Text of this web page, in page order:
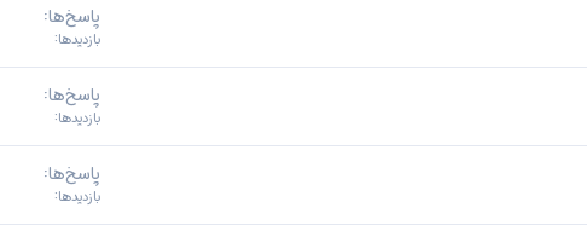
پاسخ‌ها
بازدیدها
پاسخ‌ها
بازدیدها
پاسخ‌ها
بازدیدها